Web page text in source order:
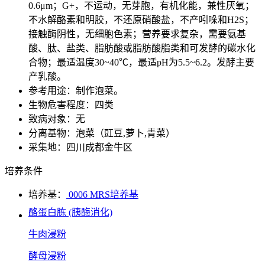
0.6μm；G+，不运动，无芽胞，有机化能，兼性厌氧；
不水解酪素和明胶，不还原硝酸盐，不产吲哚和H2S；
接触酶阴性，无细胞色素；营养要求复杂，需要氨基
酸、肽、盐类、脂肪酸或脂肪酸脂类和可发酵的碳水化
合物；最适温度30~40℃，最适pH为5.5~6.2。发酵主要
产乳酸。
参考用途：制作泡菜。
生物危害程度：四类
致病对象：无
分离基物：泡菜（豇豆,萝卜,青菜）
采集地：四川成都金牛区
培养条件
培养基：
0006 MRS培养基
酪蛋白胨 (胰酶消化)
牛肉浸粉
酵母浸粉